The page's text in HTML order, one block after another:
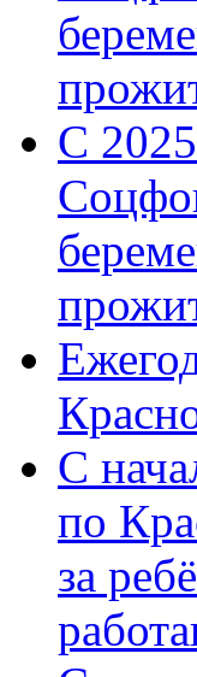
С
С
по
за